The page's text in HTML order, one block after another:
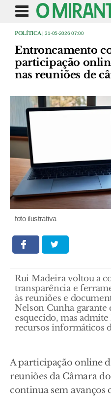
POLÍTICA | 31-05-2026 07:00
Entroncamento
participação
nas reuniões de
foto ilustrativa
Rui Madeira voltou a
transparência e
às reuniões e
Nelson Cunha garante
esquecido, mas
recursos informáticos
A participação online
reuniões da Câmara
continua sem avanços